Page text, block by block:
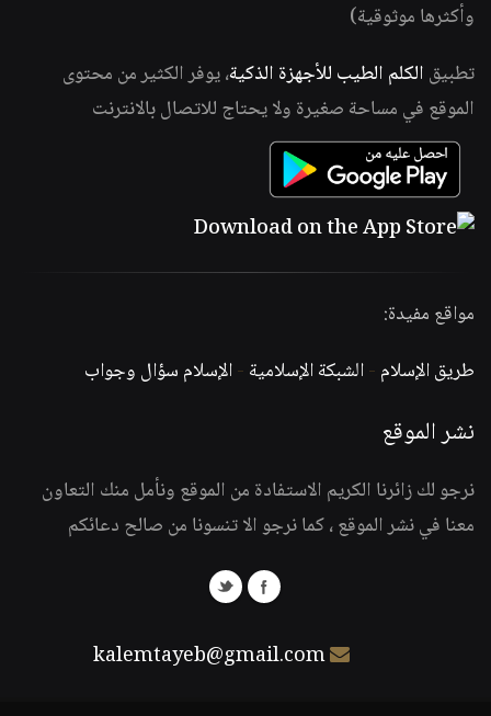
وأكثرها موثوقية)
تطبيق الكلم الطيب للأجهزة الذكية، يوفر الكثير من محتوى
الموقع في مساحة صغيرة ولا يحتاج للاتصال بالانترنت
مواقع مفيدة:
طريق الإسلام -الشبكة الإسلامية -الإسلام سؤال وجواب
نشر الموقع
نرجو لك زائرنا الكريم الاستفادة من الموقع ونأمل منك التعاون
معنا في نشر الموقع ، كما نرجو الا تنسونا من صالح دعائكم
kalemtayeb@gmail.com